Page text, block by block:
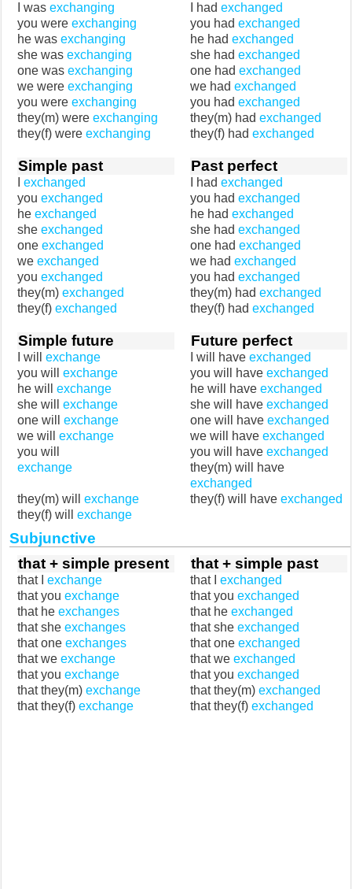
I was exchanging
you were exchanging
he was exchanging
she was exchanging
one was exchanging
we were exchanging
you were exchanging
they(m) were exchanging
they(f) were exchanging
I had exchanged
you had exchanged
he had exchanged
she had exchanged
one had exchanged
we had exchanged
you had exchanged
they(m) had exchanged
they(f) had exchanged
Simple past
exchanged
you exchanged
he exchanged
she exchanged
one exchanged
we exchanged
you exchanged
they(m) exchanged
they(f) exchanged
Past perfect
I had exchanged
you had exchanged
he had exchanged
she had exchanged
one had exchanged
we had exchanged
you had exchanged
they(m) had exchanged
they(f) had exchanged
Simple future
I will exchange
you will exchange
he will exchange
she will exchange
one will exchange
we will exchange
you will
exchange
they(m) will exchange
they(f) will exchange
Future perfect
I will have exchanged
you will have exchanged
he will have exchanged
she will have exchanged
one will have exchanged
we will have exchanged
you will have exchanged
they(m) will have
exchanged
they(f) will have exchanged
Subjunctive
that + simple present
that I exchange
that you exchange
that he exchanges
that she exchanges
that one exchanges
that we exchange
that you exchange
that they(m) exchange
that they(f) exchange
that + simple past
that I exchanged
that you exchanged
that he exchanged
that she exchanged
that one exchanged
that we exchanged
that you exchanged
that they(m) exchanged
that they(f) exchanged